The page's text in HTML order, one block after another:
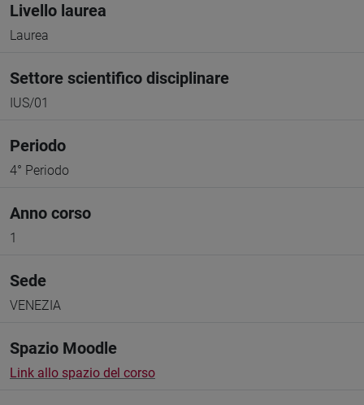
Livello laurea
Laurea
Settore scientifico disciplinare
IUS/01
Periodo
4° Periodo
Anno corso
1
Sede
VENEZIA
Spazio Moodle
Link allo spazio del corso